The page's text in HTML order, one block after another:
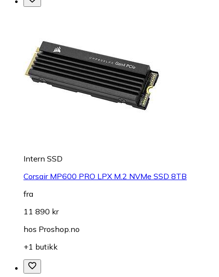
Intern SSD
Corsair MP600 PRO LPX M.2 NVMe SSD 8TB
fra
11 890 kr
hos Proshop.no
+1 butikk